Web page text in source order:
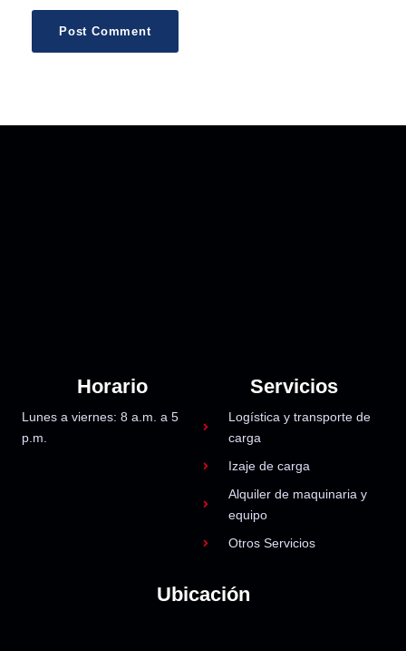
Horario
Lunes a viernes: 8 a.m. a 5
p.m.
Servicios
Logística y transporte de
carga
Izaje de carga
Alquiler de maquinaria y
equipo
Otros Servicios
Ubicación